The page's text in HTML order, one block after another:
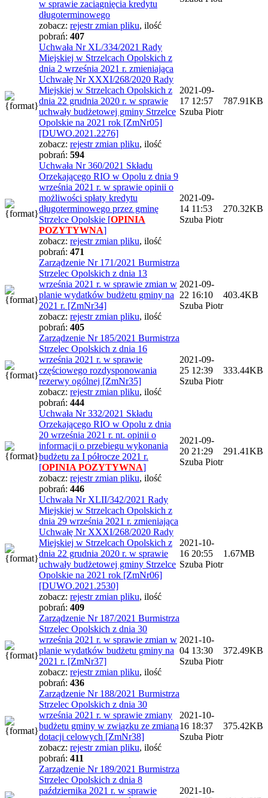
w sprawie zaciągnięcia kredytu
długoterminowego
zobacz: rejestr zmian pliku, ilość
pobrań: 407
Uchwała Nr XL/334/2021 Rady
Miejskiej w Strzelcach Opolskich z
dnia 2 września 2021 r. zmieniająca
Uchwałę Nr XXXI/268/2020 Rady
Miejskiej w Strzelcach Opolskich z
dnia 22 grudnia 2020 r. w sprawie
uchwały budżetowej gminy Strzelce
Opolskie na 2021 rok [ZmNr05]
[DUWO.2021.2276]
zobacz: rejestr zmian pliku, ilość
pobrań: 594
2021-09-
17 12:57
Szuba Piotr
787.91KB
Uchwała Nr 360/2021 Składu
Orzekającego RIO w Opolu z dnia 9
września 2021 r. w sprawie opinii o
możliwości spłaty kredytu
długoterminowego przez gminę
Strzelce Opolskie [OPINIA
POZYTYWNA]
zobacz: rejestr zmian pliku, ilość
pobrań: 471
2021-09-
14 11:53
Szuba Piotr
270.32KB
Zarządzenie Nr 171/2021 Burmistrza
Strzelec Opolskich z dnia 13
września 2021 r. w sprawie zmian w
planie wydatków budżetu gminy na
2021 r. [ZmNr34]
zobacz: rejestr zmian pliku, ilość
pobrań: 405
2021-09-
22 16:10
Szuba Piotr
403.4KB
Zarządzenie Nr 185/2021 Burmistrza
Strzelec Opolskich z dnia 16
września 2021 r. w sprawie
częściowego rozdysponowania
rezerwy ogólnej [ZmNr35]
zobacz: rejestr zmian pliku, ilość
pobrań: 444
2021-09-
25 12:39
Szuba Piotr
333.44KB
Uchwała Nr 332/2021 Składu
Orzekającego RIO w Opolu z dnia
20 września 2021 r. nt. opinii o
informacji o przebiegu wykonania
budżetu za I półrocze 2021 r.
[OPINIA POZYTYWNA]
zobacz: rejestr zmian pliku, ilość
pobrań: 446
2021-09-
20 21:29
Szuba Piotr
291.41KB
Uchwała Nr XLII/342/2021 Rady
Miejskiej w Strzelcach Opolskich z
dnia 29 września 2021 r. zmieniająca
Uchwałę Nr XXXI/268/2020 Rady
Miejskiej w Strzelcach Opolskich z
dnia 22 grudnia 2020 r. w sprawie
uchwały budżetowej gminy Strzelce
Opolskie na 2021 rok [ZmNr06]
[DUWO.2021.2530]
zobacz: rejestr zmian pliku, ilość
pobrań: 409
2021-10-
16 20:55
Szuba Piotr
1.67MB
Zarządzenie Nr 187/2021 Burmistrza
Strzelec Opolskich z dnia 30
września 2021 r. w sprawie zmian w
planie wydatków budżetu gminy na
2021 r. [ZmNr37]
zobacz: rejestr zmian pliku, ilość
pobrań: 436
2021-10-
04 13:30
Szuba Piotr
372.49KB
Zarządzenie Nr 188/2021 Burmistrza
Strzelec Opolskich z dnia 30
września 2021 r. w sprawie zmiany
budżetu gminy w związku ze zmianą
dotacji celowych [ZmNr38]
zobacz: rejestr zmian pliku, ilość
pobrań: 411
2021-10-
16 18:37
Szuba Piotr
375.42KB
Zarządzenie Nr 189/2021 Burmistrza
Strzelec Opolskich z dnia 8
października 2021 r. w sprawie
2021-10-